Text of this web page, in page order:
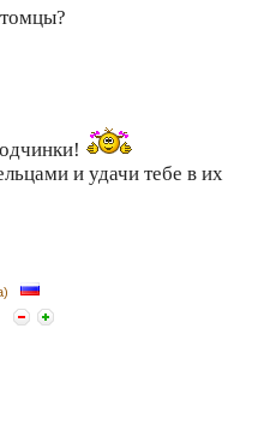
и удачи тебе в их